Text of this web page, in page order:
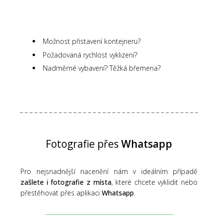
Možnost přistavení kontejneru?
Požadovaná rychlost vyklizení?
Nadměrné vybavení? Těžká břemena?
Fotografie přes Whatsapp
Pro nejsnadnější nacenění nám v ideálním případě
zašlete i fotografie z místa, které chcete vyklidit nebo
přestěhovat přes aplikaci Whatsapp